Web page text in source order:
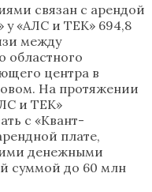
связан с арендой
у «АЛС и ТЕК» 694,8
между
областного
центра в
На протяжении
и ТЕК»
с «Квант-
плате,
денежными
суммой до 60 млн